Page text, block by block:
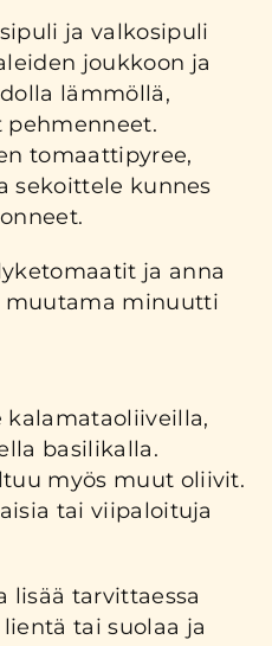
ja valkosipuli
joukkoon ja
lämmöllä,
pehmenneet.
tomaattipyree,
sekoittele kunnes
ja anna
muutama minuutti
basilikalla.
myös muut oliivit.
tai viipaloituja
lisää tarvittaessa
tai suolaa ja